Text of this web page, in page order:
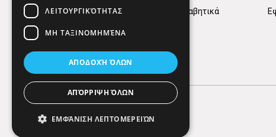
Κατηγορίες Αλφαβητικά
ΛΕΙΤΟΥΡΓΙΚΌΤΗΤΑΣ
ΜΗ ΤΑΞΙΝΟΜΗΜΈΝΑ
ΑΠΟΔΟΧΉ ΌΛΩΝ
ΑΠΌΡΡΙΨΗ ΌΛΩΝ
ΕΜΦΆΝΙΣΗ ΛΕΠΤΟΜΕΡΕΙΏΝ